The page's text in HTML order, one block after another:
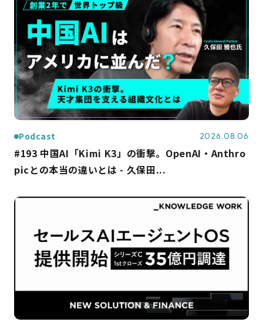
Podcast 2026.08.06
#193 中国AI「Kimi K3」の衝撃。OpenAI・Anthro
picとの本当の違いとは - 久保田...